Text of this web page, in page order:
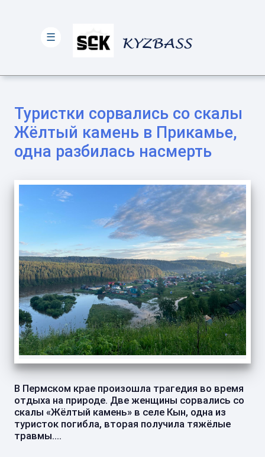
Туристки сорвались со скалы
Жёлтый камень в Прикамье,
одна разбилась насмерть
В Пермском крае произошла трагедия во время
отдыха на природе. Две женщины сорвались со
скалы «Жёлтый камень» в селе Кын, одна из
туристок погибла, вторая получила тяжёлые
травмы....
☰